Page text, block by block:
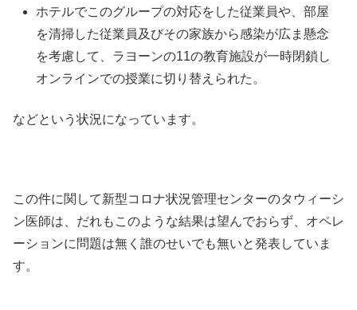
ホテルでこのグループの対応をした従業員や、部屋
を清掃した従業員及びその家族から感染が広ま懸念
を考慮して、ラヨーンの11の教育施設が一時閉鎖し
オンラインでの授業に切り替えられた。
などという状況になっています。
この件に関して新型コロナ状況管理センターのタウィーシ
ン医師は、だれもこのような結果は望んでおらず、オペレ
ーションに問題は無く誰のせいでも無いと発表していま
す。